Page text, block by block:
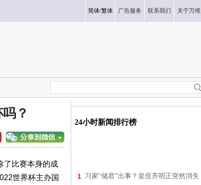
简体/繁体 广告服务 联系我们 关于万维
？
比赛本身的成
世界杯主办国
24小时新闻排行榜
1 习家“储君”出事？皇侄齐明正突然消失